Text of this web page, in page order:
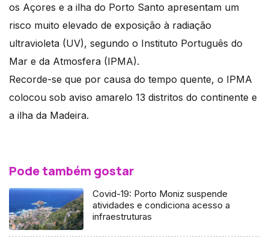
os Açores e a ilha do Porto Santo apresentam um
risco muito elevado de exposição à radiação
ultravioleta (UV), segundo o Instituto Português do
Mar e da Atmosfera (IPMA).
Recorde-se que por causa do tempo quente, o IPMA
colocou sob aviso amarelo 13 distritos do continente e
a ilha da Madeira.
Pode também gostar
Covid-19: Porto Moniz suspende
atividades e condiciona acesso a
infraestruturas